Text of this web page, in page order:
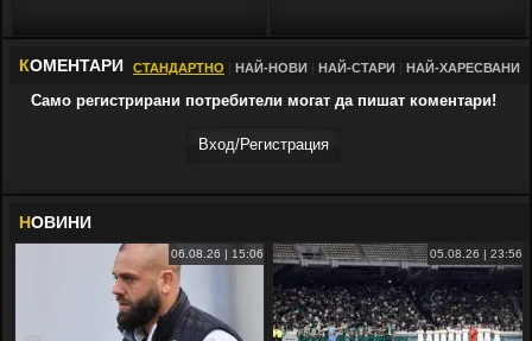
КОМЕНТАРИ СТАНДАРТНО НАЙ-НОВИ НАЙ-СТАРИ НАЙ-ХАРЕСВАНИ
Само регистрирани потребители могат да пишат коментари!
Вход/Регистрaция
НОВИНИ
06.08.26 | 15:06 05.08.26 | 23:56